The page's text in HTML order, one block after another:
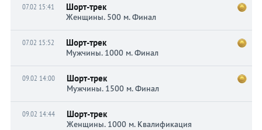
07.02 15:41 Шорт-трек
Женщины. 500 м. Финал
07.02 15:52 Шорт-трек
Мужчины. 1000 м. Финал
09.02 14:00 Шорт-трек
Мужчины. 1500 м. Финал
09.02 14:44 Шорт-трек
Женщины. 1000 м. Квалификация